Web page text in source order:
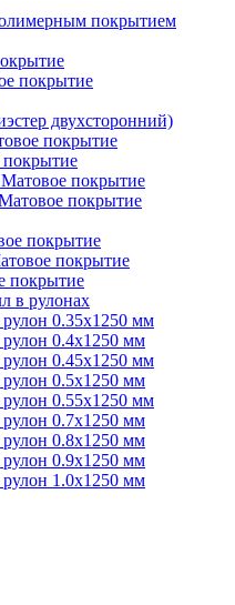
покрытием
покрытие
двухсторонний)
покрытие
Матовое покрытие
покрытие
покрытие
покрытие
покрытие
в рулонах
0.35х1250 мм
0.4х1250 мм
0.45х1250 мм
0.5х1250 мм
0.55х1250 мм
0.7х1250 мм
0.8х1250 мм
0.9х1250 мм
1.0х1250 мм